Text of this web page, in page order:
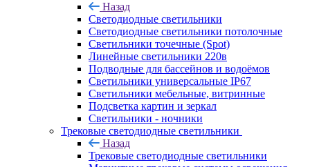
Назад
Светодиодные светильники
Светодиодные светильники потолочные
Светильники точечные (Spot)
Линейные светильники 220в
Подводные для бассейнов и водоёмов
Светильники универсальные IP67
Светильники мебельные, витринные
Подсветка картин и зеркал
Светильники - ночники
Трековые светодиодные светильники
Назад
Трековые светодиодные светильники